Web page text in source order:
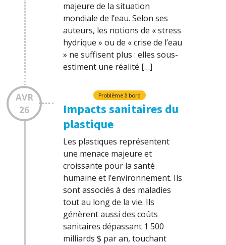
majeure de la situation
mondiale de l’eau. Selon ses
auteurs, les notions de « stress
hydrique » ou de « crise de l’eau
» ne suffisent plus : elles sous-
estiment une réalité […]
AVR
26
Problème à bord
Impacts sanitaires du
plastique
Les plastiques représentent
une menace majeure et
croissante pour la santé
humaine et l’environnement. Ils
sont associés à des maladies
tout au long de la vie. Ils
génèrent aussi des coûts
sanitaires dépassant 1 500
milliards $ par an, touchant